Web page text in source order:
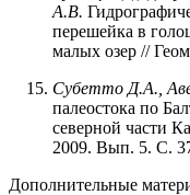
А.В.
перешейка в
малых озер //
Субетто Д.А.,
палеостока по
северной части
2009. Вып. 5. С.
Дополнительные